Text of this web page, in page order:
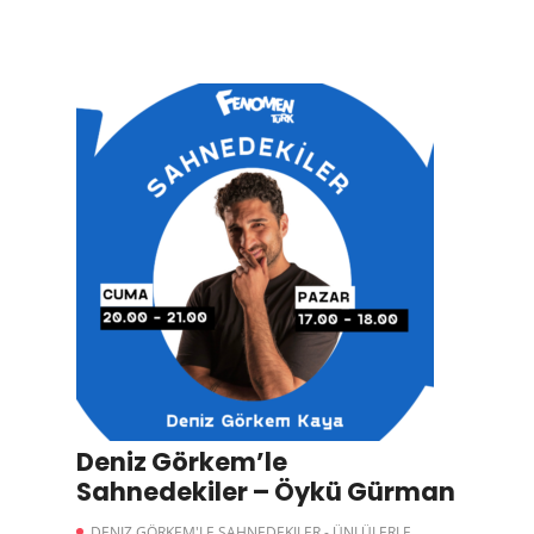
Deniz Görkem’le
Sahnedekiler – Öykü Gürman